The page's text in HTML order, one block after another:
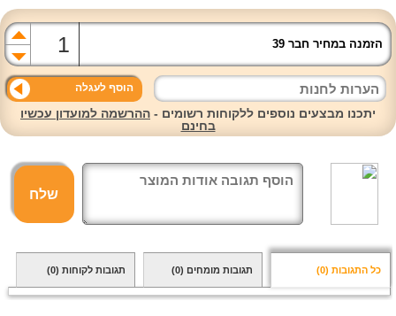
הזמנה במחיר חבר 39
הוסף לעגלה
יתכנו מבצעים נוספים ללקוחות רשומים - ההרשמה למועדון עכשיו
בחינם
שלח
כל התגובות (0) תגובות מומחים (0) תגובות לקוחות (0)